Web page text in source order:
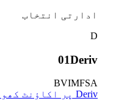
ادارتی انتخاب
D
01Deriv
BVIMFSA
Deriv پر اکاؤنٹ کھولیں